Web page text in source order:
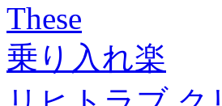
These
乗り入れ楽